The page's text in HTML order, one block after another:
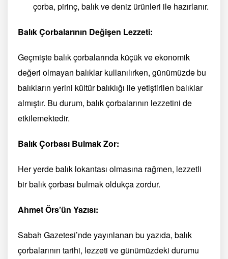
çorba, pirinç, balık ve deniz ürünleri ile hazırlanır.
Balık Çorbalarının Değişen Lezzeti:
Geçmişte balık çorbalarında küçük ve ekonomik
değeri olmayan balıklar kullanılırken, günümüzde bu
balıkların yerini kültür balıklığı ile yetiştirilen balıklar
almıştır. Bu durum, balık çorbalarının lezzetini de
etkilemektedir.
Balık Çorbası Bulmak Zor:
Her yerde balık lokantası olmasına rağmen, lezzetli
bir balık çorbası bulmak oldukça zordur.
Ahmet Örs’ün Yazısı:
Sabah Gazetesi’nde yayınlanan bu yazıda, balık
çorbalarının tarihi, lezzeti ve günümüzdeki durumu